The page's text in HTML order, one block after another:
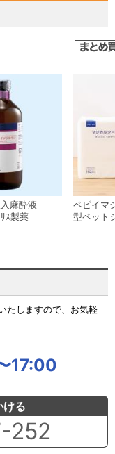
麻酔液
ﾘｽ製薬
ペピイマ
型ペット
たしますので、お気軽
17:00
ける
252